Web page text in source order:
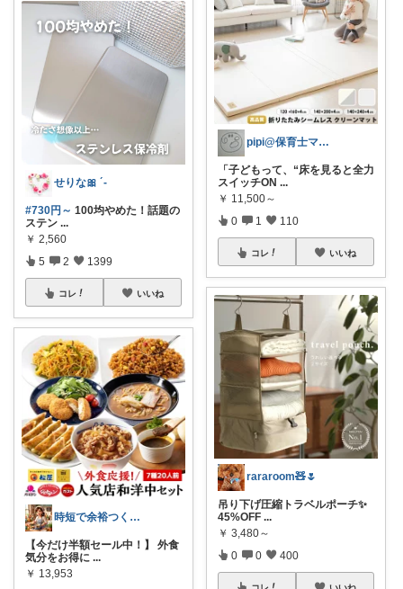
せりな🎀 ´-
#730円～ 100均やめた！話題の
ステン ...
￥ 2,560
5 2 1399
コレ いいね
時短で余裕つくる主婦🍀キッチン
【今だけ半額セール中！】 外食
気分をお得に ...
￥ 13,953
pipi@保育士ママの趣味部屋
「子どもって、“床を見ると全力
スイッチON ...
￥ 11,500～
0 1 110
コレ いいね
rararoom🧸🌷
吊り下げ圧縮トラベルポーチ✨
45%OFF ...
￥ 3,480～
0 0 400